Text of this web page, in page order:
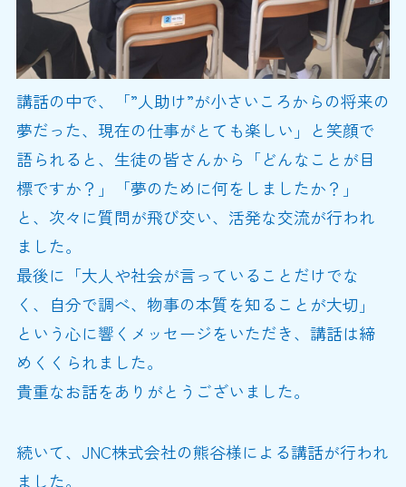
講話の中で、「”人助け”が小さいころからの将来の
夢だった、現在の仕事がとても楽しい」と笑顔で
語られると、生徒の皆さんから「どんなことが目
標ですか？」「夢のために何をしましたか？」
と、次々に質問が飛び交い、活発な交流が行われ
ました。
最後に「大人や社会が言っていることだけでな
く、自分で調べ、物事の本質を知ることが大切」
という心に響くメッセージをいただき、講話は締
めくくられました。
貴重なお話をありがとうございました。
続いて、JNC株式会社の熊谷様による講話が行われ
ました。